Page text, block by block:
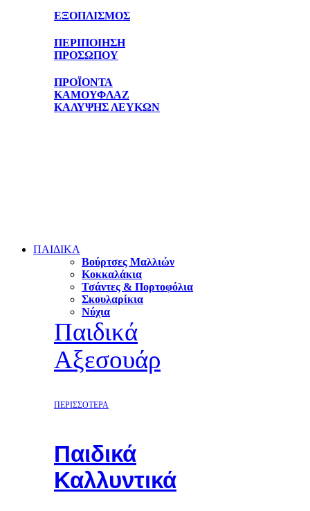
ΕΞΟΠΛΙΣΜΟΣ
ΠΕΡΙΠΟΙΗΣΗ
ΠΡΟΣΩΠΟΥ
ΠΡΟΪΟΝΤΑ
ΚΑΜΟΥΦΛΑΖ
ΚΑΛΥΨΗΣ ΛΕΥΚΩΝ
ΠΑΙΔΙΚΑ
Βούρτσες Μαλλιών
Κοκκαλάκια
Τσάντες & Πορτοφόλια
Σκουλαρίκια
Νύχια
Παιδικά
Αξεσουάρ
ΠΕΡΙΣΣΟΤΕΡΑ
Παιδικά
Καλλυντικά